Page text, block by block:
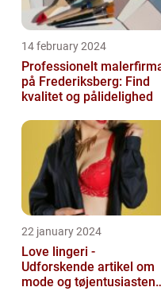
14 february 2024
Professionelt
på Frederiksberg: Find
kvalitet og pålidelighed
22 january 2024
Love lingeri -
Udforskende artikel om
mode og tøjentusiastens